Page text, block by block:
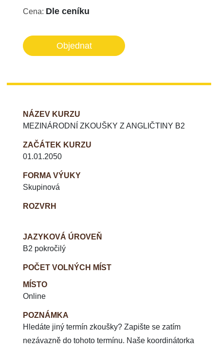
Cena: Dle ceníku
Objednat
NÁZEV KURZU
MEZINÁRODNÍ ZKOUŠKY Z ANGLIČTINY B2
ZAČÁTEK KURZU
01.01.2050
FORMA VÝUKY
Skupinová
ROZVRH
JAZYKOVÁ ÚROVEŇ
B2 pokročilý
POČET VOLNÝCH MÍST
MÍSTO
Online
POZNÁMKA
Hledáte jiný termín zkoušky? Zapište se zatím
nezávazně do tohoto termínu. Naše koordinátorka